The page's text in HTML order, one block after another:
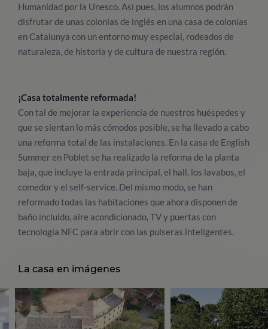
Humanidad por la Unesco. Así pues, los alumnos podrán
disfrutar de unas colonias de inglés en una casa de colonias
en Catalunya con un entorno muy especial, rodeados de
naturaleza, de historia y de cultura de nuestra región.
¡Casa totalmente reformada!
Con tal de mejorar la experiencia de nuestros huéspedes y
que se sientan lo más cómodos posible, se ha llevado a cabo
una reforma total de las instalaciones. En la casa de English
Summer en Poblet se ha realizado la reforma de la planta
baja, que incluye la entrada principal, el hall, los lavabos, el
comedor y el self-service. Del mismo modo, se han
reformado todas las habitaciones que ahora disponen de
baño incluido, aire acondicionado, TV y puertas con
tecnología NFC para abrir con las pulseras inteligentes.
La casa en imágenes